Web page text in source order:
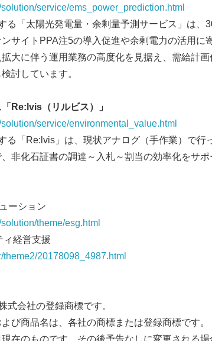
service/ems_power_prediction.html
る「太陽光発電量・余剰量予測サービス」は、
サイトPPA注5の導入促進や余剰電力の活用に
大に伴う運用業務の高度化を見据え、需給計
討しています。
Re:lvis（リルビス）」
service/environmental_value.html
る「Re:lvis」は、現状アナログ（手作業）で行
非化石証書の調達～入札～割当の効率化をサポ
ーション
theme/esg.html
ィ経営支援
20178098_4987.html
会社の登録商標です。
び商品名は、各社の商標または登録商標です。